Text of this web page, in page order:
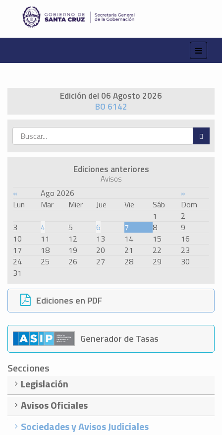
Edición del 06 Agosto 2026
BO 6142
Ediciones anteriores
Avisos
« Ago 2026
»
Lun
Mar Mier Jue Vie Sáb
Dom
1
2
3
4 5 6 7 8
9
10
11 12 13 14 15
16
17
18 19 20 21 22
23
24
25 26 27 28 29
30
31
Ediciones en PDF
Generador de Tasas
Secciones
Legislación
Avisos Oficiales
Sociedades y Avisos Judiciales